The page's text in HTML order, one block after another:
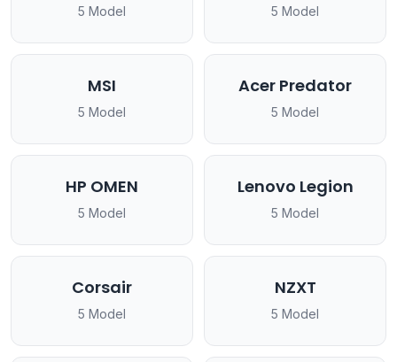
5 Model 5 Model
MSI
5 Model
Acer Predator
5 Model
HP OMEN
5 Model
Lenovo Legion
5 Model
Corsair
5 Model
NZXT
5 Model